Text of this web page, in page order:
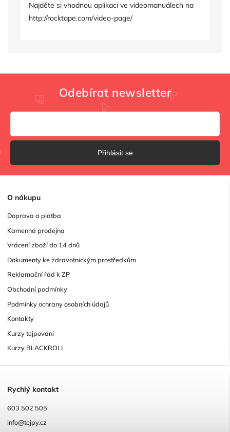
Najděte si vhodnou aplikaci ve videomanuálech na
http://rocktape.com/video-page/
O nákupu
Doprava a platba
Kamenná prodejna
Vrácení zboží do 14 dnů
Dokumenty ke zdravotnickým prostředkům
Reklamační řád k ZP
Obchodní podmínky
Podmínky ochrany osobních údajů
Kontakty
Kurzy tejpování
Kurzy BLACKROLL
Rychlý kontakt
603 502 505
info@tejpy.cz
Odebírat newsletter
Přihlásit se